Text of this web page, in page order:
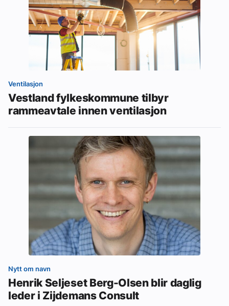
Ventilasjon
Vestland fylkeskommune tilbyr
rammeavtale innen ventilasjon
Nytt om navn
Henrik Seljeset Berg-Olsen blir daglig
leder i Zijdemans Consult